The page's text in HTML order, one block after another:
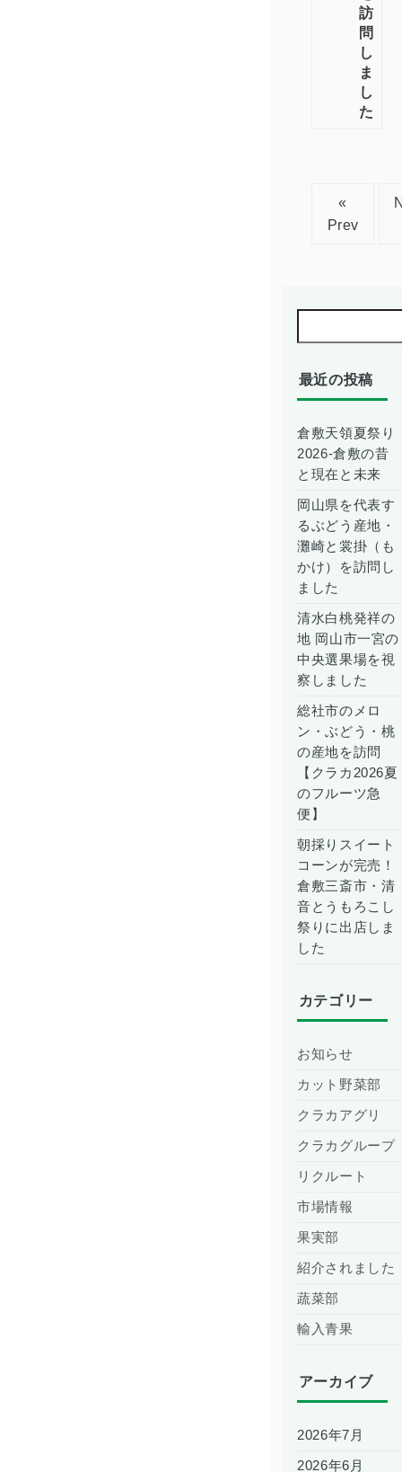
訪
問
し
ま
し
た
«
Prev
最近の投稿
倉敷天領夏祭り
2026-倉敷の昔
と現在と未来
岡山県を代表す
るぶどう産地・
灘崎と裳掛（も
かけ）を訪問し
ました
清水白桃発祥の
地 岡山市一宮の
中央選果場を視
察しました
総社市のメロ
ン・ぶどう・桃
の産地を訪問
【クラカ2026夏
のフルーツ急
便】
朝採りスイート
コーンが完売！
倉敷三斎市・清
音とうもろこし
祭りに出店しま
した
カテゴリー
お知らせ
カット野菜部
クラカアグリ
クラカグループ
リクルート
市場情報
果実部
紹介されました
蔬菜部
輸入青果
アーカイブ
2026年7月
2026年6月